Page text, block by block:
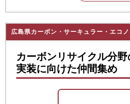
広島県カーボン・サーキュラー・エコ
カーボンリサイクル分
実装に向けた仲間集め